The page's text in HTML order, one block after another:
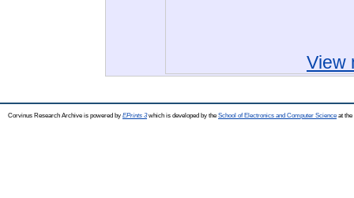
View
Corvinus Research Archive is powered by EPrints 3which is developed by the School of Electronics and Computer Science at